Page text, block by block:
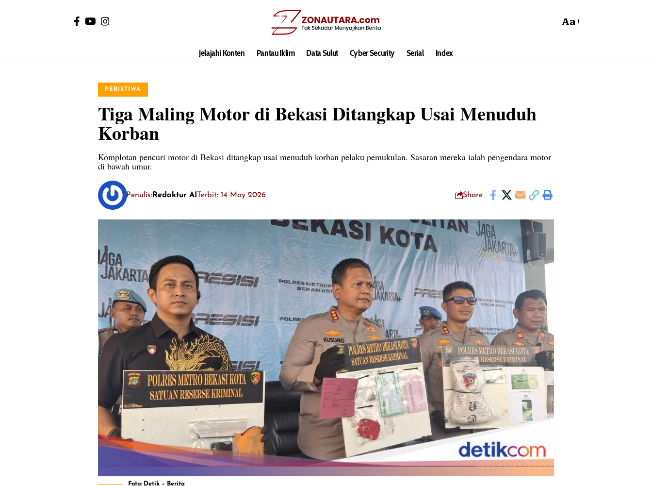
Aa
Jelajahi Konten Pantau Iklim Data Sulut Cyber Security Serial Index
PERISTIWA
Tiga Maling Motor di Bekasi Ditangkap Usai Menuduh
Korban
Komplotan pencuri motor di Bekasi ditangkap usai menuduh korban pelaku pemukulan. Sasaran mereka ialah pengendara motor
di bawah umur.
Penulis:Redaktur AI Terbit: 14 May 2026 Share
Foto: Detik – Berita